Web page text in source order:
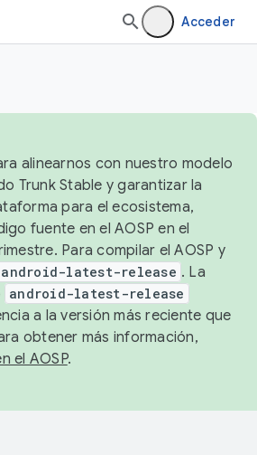
Acceder
alinearnos con nuestro modelo
Trunk Stable y garantizar la
para el ecosistema,
fuente en el AOSP en el
Para compilar el AOSP y
android-latest-release . La
android-latest-release
a la versión más reciente que
obtener más información,
el AOSP.